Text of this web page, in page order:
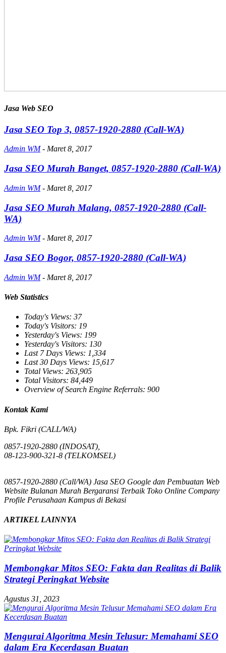
Jasa Web SEO
Jasa SEO Top 3, 0857-1920-2880 (Call-WA)
Admin WM - Maret 8, 2017
Jasa SEO Murah Banget, 0857-1920-2880 (Call-WA)
Admin WM - Maret 8, 2017
Jasa SEO Murah Malang, 0857-1920-2880 (Call-
WA)
Admin WM - Maret 8, 2017
Jasa SEO Bogor, 0857-1920-2880 (Call-WA)
Admin WM - Maret 8, 2017
Web Statistics
Today's Views: 37
Today's Visitors: 19
Yesterday's Views: 199
Yesterday's Visitors: 130
Last 7 Days Views: 1,334
Last 30 Days Views: 15,617
Total Views: 263,905
Total Visitors: 84,449
Overview of Search Engine Referrals: 900
Kontak Kami
Bpk. Fikri (CALL/WA)
0857-1920-2880 (INDOSAT),
08-123-900-321-8 (TELKOMSEL)
0857-1920-2880 (Call/WA) Jasa SEO Google dan Pembuatan Web
Website Bulanan Murah Bergaransi Terbaik Toko Online Company
Profile Perusahaan Kampus di Bekasi
ARTIKEL LAINNYA
Membongkar Mitos SEO: Fakta dan Realitas di Balik
Strategi Peringkat Website
Agustus 31, 2023
Mengurai Algoritma Mesin Telusur: Memahami SEO
dalam Era Kecerdasan Buatan